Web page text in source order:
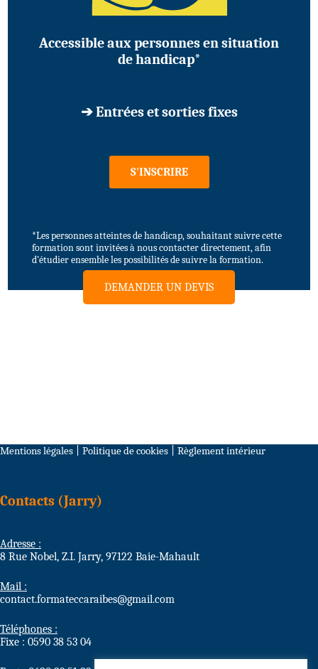
Accessible aux personnes en situation
de handicap*
➔ Entrées et sorties fixes
S'INSCRIRE
*Les personnes atteintes de handicap, souhaitant suivre cette
formation sont invitées à nous contacter directement, afin
d’étudier ensemble les possibilités de suivre la formation.
DEMANDER UN DEVIS
Mentions légales Politique de cookies Règlement intérieur
Contacts (Jarry)
Adresse :
8 Rue Nobel, Z.I. Jarry, 97122 Baie-Mahault
Mail :
contact.formateccaraibes@gmail.com
Téléphones :
Fixe : 0590 38 53 04